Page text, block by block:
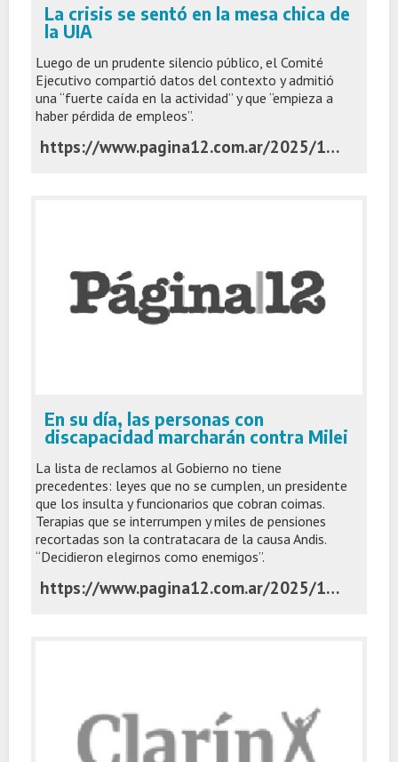
La crisis se sentó en la mesa chica de
la UIA
Luego de un prudente silencio público, el Comité
Ejecutivo compartió datos del contexto y admitió
una “fuerte caída en la actividad” y que “empieza a
haber pérdida de empleos”.
https://www.pagina12.com.ar/2025/12/02/la-crisis-se-sento-en-la-mesa-chica-de-la-uia/
En su día, las personas con
discapacidad marcharán contra Milei
La lista de reclamos al Gobierno no tiene
precedentes: leyes que no se cumplen, un presidente
que los insulta y funcionarios que cobran coimas.
Terapias que se interrumpen y miles de pensiones
recortadas son la contratacara de la causa Andis.
“Decidieron elegirnos como enemigos”.
https://www.pagina12.com.ar/2025/12/02/en-su-dia-las-personas-con-discapacidad-marcharan-contra-milei/